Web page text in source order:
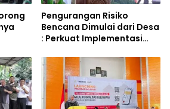
Pengurangan Risiko
Bencana Dimulai dari Desa
: Perkuat Implementasi